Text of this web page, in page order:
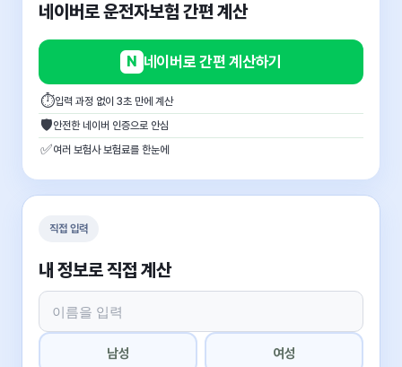
네이버로 운전자보험 간편 계산
N 네이버로 간편 계산하기
⏱입력 과정 없이 3초 만에 계산
🛡안전한 네이버 인증으로 안심
✅여러 보험사 보험료를 한눈에
직접 입력
내 정보로 직접 계산
남성 여성